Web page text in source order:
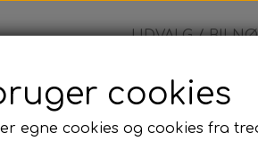
UDVALG /
cookies
egne cookies og cookies fra